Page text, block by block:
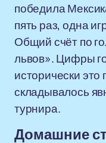
победила
пять раз, одна
Общий счёт по
львов». Цифры
исторически это
складывалось
турнира.
Домашние